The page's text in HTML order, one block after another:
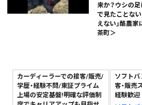
来か？ウシの足
で見たことな
えない」酪農
茶町＞
カーディーラーでの接客/販売/
学歴・経験不問/東証プライム
上場の安定基盤!明確な評価制
ソフト
客・販売
経験歓迎